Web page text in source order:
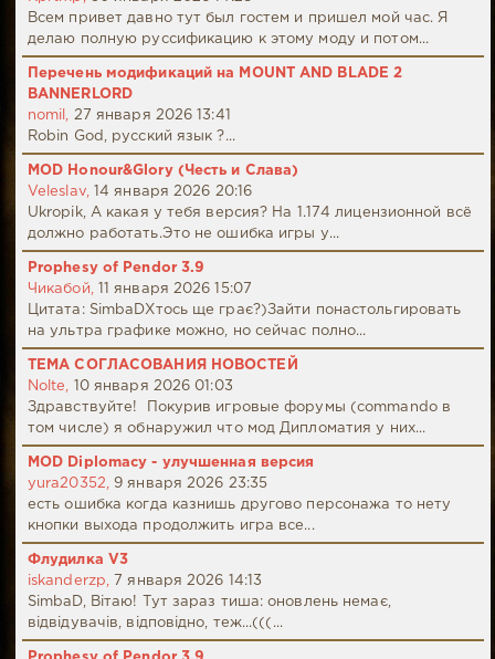
Всем привет давно тут был гостем и пришел мой час. Я
делаю полную руссификацию к этому моду и потом...
Перечень модификаций на MOUNT AND BLADE 2
BANNERLORD
nomil, 27 января 2026 13:41
Robin God, русский язык ?...
MOD Honour&Glory (Честь и Слава)
Veleslav,
14 января 2026 20:16
Ukropik, А какая у тебя версия? На 1.174 лицензионной всё
должно работать.Это не ошибка игры у...
Prophesy of Pendor 3.9
Чикабой,
11 января 2026 15:07
Цитата: SimbaDХтось ще грає?)Зайти понастольгировать
на ультра графике можно, но сейчас полно...
ТЕМА СОГЛАСОВАНИЯ НОВОСТЕЙ
Nolte,
10 января 2026 01:03
Здравствуйте! Покурив игровые форумы (commando в
том числе) я обнаружил что мод Дипломатия у них...
MOD Diplomacy - улучшенная версия
yura20352, 9 января 2026 23:35
есть ошибка когда казнишь другово персонажа то нету
кнопки выхода продолжить игра все...
Флудилка V3
iskanderzp, 7 января 2026 14:13
SimbaD, Вітаю! Тут зараз тиша: оновлень немає,
відвідувачів, відповідно, теж...(((...